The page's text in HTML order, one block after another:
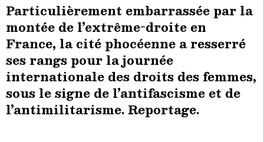
Particulièrement embarrassée par la
montée de l’extrême-droite en
France, la cité phocéenne a resserré
ses rangs pour la journée
internationale des droits des femmes,
sous le signe de l’antifascisme et de
l’antimilitarisme. Reportage.